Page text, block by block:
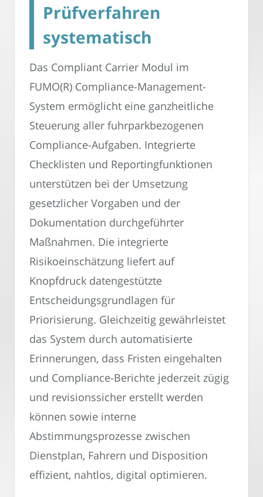
Prüfverfahren
systematisch
Das Compliant Carrier Modul im
FUMO(R) Compliance-Management-
System ermöglicht eine ganzheitliche
Steuerung aller fuhrparkbezogenen
Compliance-Aufgaben. Integrierte
Checklisten und Reportingfunktionen
unterstützen bei der Umsetzung
gesetzlicher Vorgaben und der
Dokumentation durchgeführter
Maßnahmen. Die integrierte
Risikoeinschätzung liefert auf
Knopfdruck datengestützte
Entscheidungsgrundlagen für
Priorisierung. Gleichzeitig gewährleistet
das System durch automatisierte
Erinnerungen, dass Fristen eingehalten
und Compliance-Berichte jederzeit zügig
und revisionssicher erstellt werden
können sowie interne
Abstimmungsprozesse zwischen
Dienstplan, Fahrern und Disposition
effizient, nahtlos, digital optimieren.